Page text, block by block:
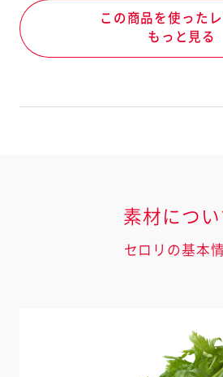
この商品を使った
もっと見る
素材につい
セロリの基本